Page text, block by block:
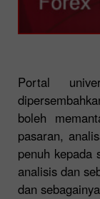
Portal
boleh
pasaran,
penuh kepada
analisis dan
dan